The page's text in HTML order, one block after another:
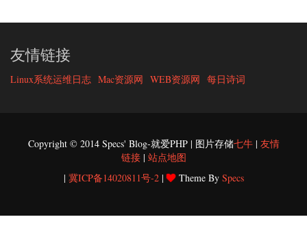
友情链接
Linux系统运维日志 Mac资源网 WEB资源网 每日诗词
Copyright © 2014 Specs' Blog-就爱PHP | 图片存储七牛| 友情
链接| 站点地图
| 冀ICP备14020811号-2| Theme By Specs